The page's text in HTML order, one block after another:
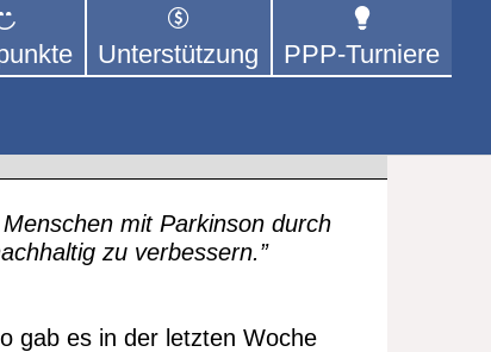
sich – mit dem Mittel
Unterstützung PPP-Turniere
mit Parkinson durch
zu verbessern.”
gab es in der letzten Woche